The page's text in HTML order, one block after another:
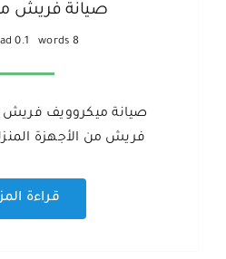
صيانة فريش
8 words
0.1 min read
صيانة ميكروويف فريش
فريش من الأجهزة
قراءة